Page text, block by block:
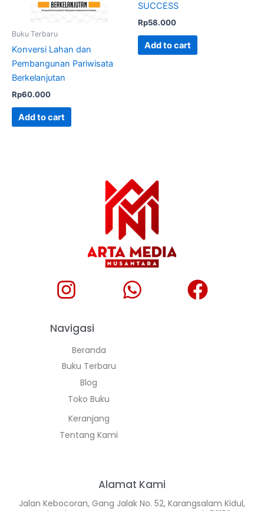
Buku Terbaru
Konversi Lahan dan
Pembangunan Pariwisata
Berkelanjutan
Rp60.000
Add to cart
SUCCESS
Rp58.000
Add to cart
Navigasi
Beranda
Buku Terbaru
Blog
Toko Buku
Keranjang
Tentang Kami
Alamat Kami
Jalan Kebocoran, Gang Jalak No. 52, Karangsalam Kidul,